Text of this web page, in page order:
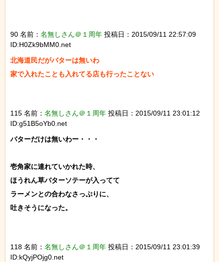
90 名前： 名無しさん＠１周年 投稿日：2015/09/11 22:57:09
ID:H0Zk9bMM0.net
北海道民だがバターは無いわ
家で入れたことも入れてる店も行ったことない
115 名前： 名無しさん＠１周年 投稿日：2015/09/11 23:01:12
ID:g51B5oYb0.net
バターだけは無いわー・・・
壱角家に連れていかれた時、
ほうれん草バターソテーが入ってて
ラーメンとの合わなさっぷりに、
吐きそうになった。
118 名前： 名無しさん＠１周年 投稿日：2015/09/11 23:01:39
ID:kQyjPOjg0.net